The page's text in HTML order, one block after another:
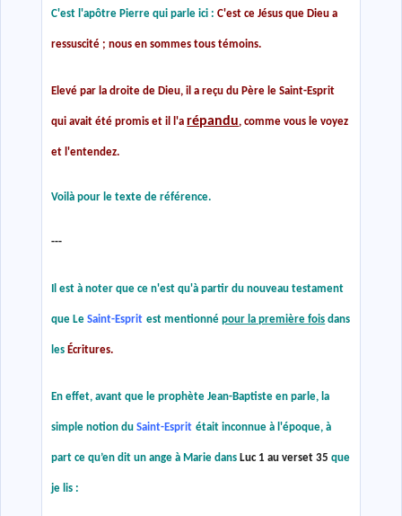
C'est l'apôtre Pierre qui parle ici :C'est ce Jésus que Dieu a
ressuscité ; nous en sommes tous témoins.
Elevé par la droite de Dieu, il a reçu du Père le Saint-Esprit
qui avait été promis et il l'arépandu, comme vous le voyez
et l'entendez.
Voilà pour le texte de référence.
---
Il est à noter que ce n'est qu'à partir du nouveau testament
que LeSaint-Esprit est mentionnépour la première fois dans
les Écritures.
En effet, avant que le prophète Jean-Baptiste en parle, la
simple notion duSaint-Esprit était inconnue à l'époque, à
part ce qu’en dit un ange à Marie dans Luc 1 au verset 35 que
je lis :